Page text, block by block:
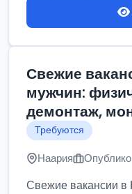
Свежие
мужчин:
демонтаж,
Требуются
Наария
Свежие вакансии в